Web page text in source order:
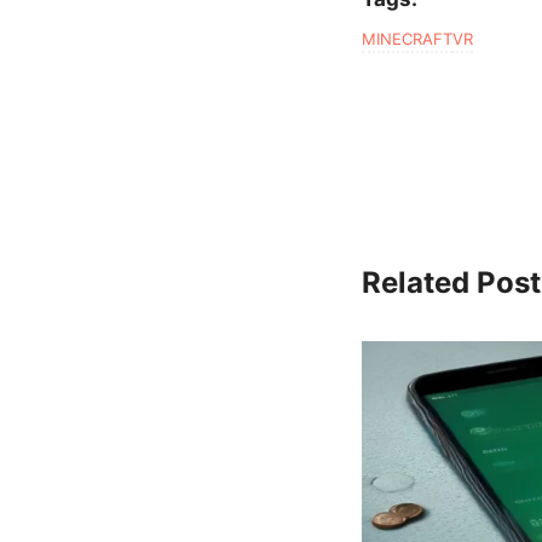
MINECRAFTVR
Related Post